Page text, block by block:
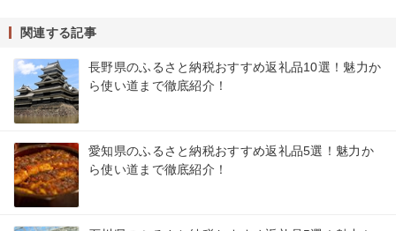
関連する記事
長野県のふるさと納税おすすめ返礼品10選！魅力か
ら使い道まで徹底紹介！
愛知県のふるさと納税おすすめ返礼品5選！魅力か
ら使い道まで徹底紹介！